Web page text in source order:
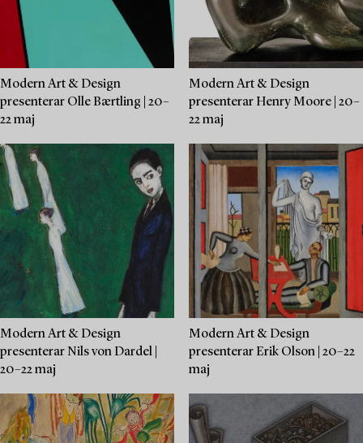
Modern Art & Design
presenterar Olle Bærtling | 20–
22 maj
Modern Art & Design
presenterar Henry Moore | 20–
22 maj
Modern Art & Design
presenterar Nils von Dardel |
20–22 maj
Modern Art & Design
presenterar Erik Olson | 20–22
maj